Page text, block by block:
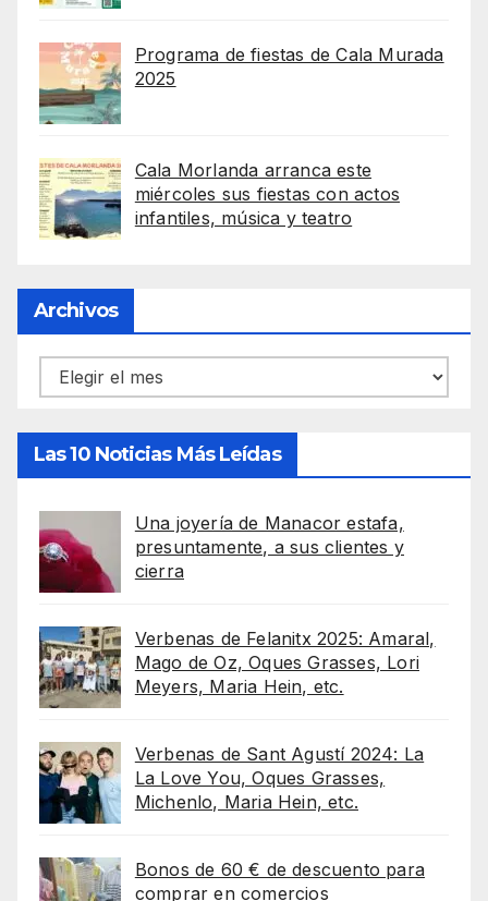
Programa de fiestas de Cala Murada
2025
Cala Morlanda arranca este
miércoles sus fiestas con actos
infantiles, música y teatro
Archivos
Archivos
Las 10 Noticias Más Leídas
Una joyería de Manacor estafa,
presuntamente, a sus clientes y
cierra
Verbenas de Felanitx 2025: Amaral,
Mago de Oz, Oques Grasses, Lori
Meyers, Maria Hein, etc.
Verbenas de Sant Agustí 2024: La
La Love You, Oques Grasses,
Michenlo, Maria Hein, etc.
Bonos de 60 € de descuento para
comprar en comercios